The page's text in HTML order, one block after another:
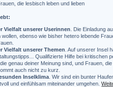
die lesbisch leben und lieben
Vielfalt unserer Userinnen
. Die Einladung
wollen, ebenso wie bisher hetero lebende
Vielfalt unserer Themen . Auf unserer Insel
Qualifizierte Hilfe bei kritischen
genau deiner Meinung sind, und Frauen,
auch nicht zu kurz.
Inselklima . Wir sind ein bunter
und einfühlsam miteinander umgehen.